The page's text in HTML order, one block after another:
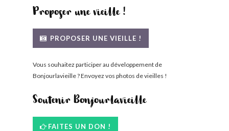
Proposer une vieille !
PROPOSER UNE VIEILLE !
Vous souhaitez participer au développement de
Bonjourlavieille ? Envoyez vos photos de vieilles !
Soutenir Bonjourlavieille
FAITES UN DON !